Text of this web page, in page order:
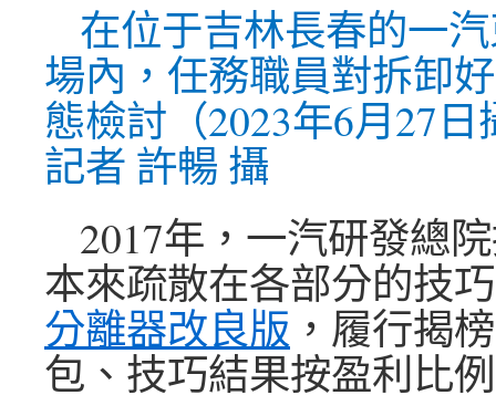
在位于吉林長春的一
場內，任務職員對拆卸
態檢討（2023年6月27
記者 許暢 攝
2017年，一汽研發總
本來疏散在各部分的技
分離器改良版 ，履行揭
包、技巧結果按盈利比